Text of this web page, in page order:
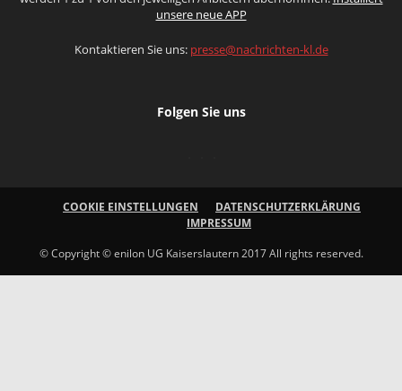
unsere neue APP
Kontaktieren Sie uns: presse@nachrichten-kl.de
Folgen Sie uns
COOKIE EINSTELLUNGEN
DATENSCHUTZERKLÄRUNG
IMPRESSUM
© Copyright © enilon UG Kaiserslautern 2017 All rights reserved.